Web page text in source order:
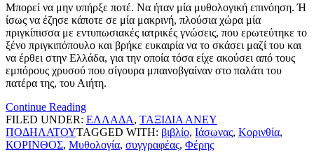
Μπορεί να μην υπήρξε ποτέ. Να ήταν μία μυθολογική επινόηση. Ή
ίσως να έζησε κάποτε σε μία μακρινή, πλούσια χώρα μία
πριγκίπισσα με εντυπωσιακές ιατρικές γνώσεις, που ερωτεύτηκε το
ξένο πριγκιπόπουλο και βρήκε ευκαιρία να το σκάσει μαζί του και
να έρθει στην Ελλάδα, για την οποία τόσα είχε ακούσει από τους
εμπόρους χρυσού που σίγουρα μπαινοβγαίναν στο παλάτι του
πατέρα της, του Αιήτη.
Continue Reading
FILED UNDER: ΕΛΛΑΔΑ, ΤΑΞΙΔΙΑ ΑΝΕΥ
ΠΟΔΗΛΑΤΟΥTAGGED WITH: βιβλίο, Ιάσωνας, Κορινθία,
ΚΟΡΙΝΘΟΣ, Μυθολογία, συγγραφέας, Φέρης